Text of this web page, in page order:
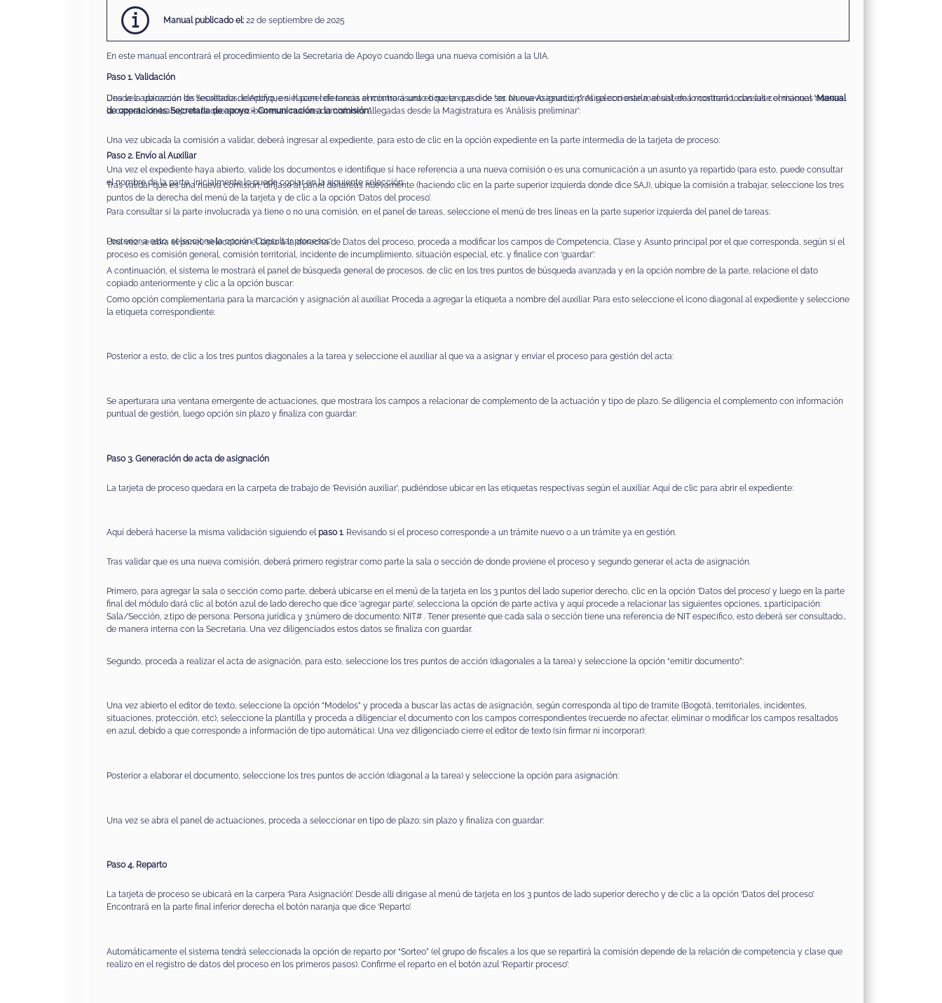
Manual publicadoel: 22 de septiembre de 2025
En este manual encontrará el procedimiento de la Secretaria de Apoyo cuando llega una nueva comisión a la UIA.
Paso 1. Validación
Desde la ubicación de Secretaria de Apoyo, en el panel de tareas encontrará una etiqueta que dice “01. Nueva Asignación”. Al seleccionarla, el sistema mostrará todas las comisiones nuevas,
la carpeta de trabajo en la que se reciben esas nuevas comisiones allegadas desde la Magistratura es ‘Análisis preliminar’:
Una vez ubicada la comisión a validar, deberá ingresar al expediente, para esto de clic en la opción expediente en la parte intermedia de la tarjeta de proceso:
Una vez el expediente haya abierto, valide los documentos e identifique si hace referencia a una nueva comisión o es una comunicación a un asunto ya repartido (para esto, puede consultar
el nombre de la parte, inicialmente lo puede copiar en la siguiente selección:
Para consultar si la parte involucrada ya tiene o no una comisión, en el panel de tareas, seleccione el menú de tres líneas en la parte superior izquierda del panel de tareas:
Posterior a esto, seleccione la opción ‘Consultar procesos’:
A continuación, el sistema le mostrará el panel de búsqueda general de procesos, de clic en los tres puntos de búsqueda avanzada y en la opción nombre de la parte, relacione el dato
copiado anteriormente y clic a la opción buscar:
Una vez aparezcan los resultados, identifique si hacen referencia al mismo asunto o no, en caso de ser un nuevo asunto, prosiga con este manual, de lo contrario, consulte el manual “Manual
de operaciones: Secretaria de apoyo – Comunicación a la comisión”.
Paso 2. Envío al Auxiliar
Tras validar que es una nueva comisión, diríjase al panel de tareas nuevamente (haciendo clic en la parte superior izquierda donde dice SAJ), ubique la comisión a trabajar, seleccione los tres
puntos de la derecha del menú de la tarjeta y de clic a la opción ‘Datos del proceso’.
Una vez se abra el panel, seleccione el lápiz a la derecha de Datos del proceso, proceda a modificar los campos de Competencia, Clase y Asunto principal por el que corresponda, según si el
proceso es comisión general, comisión territorial, incidente de incumplimiento, situación especial, etc. y finalice con ‘guardar’:
Como opción complementaria para la marcación y asignación al auxiliar. Proceda a agregar la etiqueta a nombre del auxiliar. Para esto seleccione el icono diagonal al expediente y seleccione
la etiqueta correspondiente:
Posterior a esto, de clic a los tres puntos diagonales a la tarea y seleccione el auxiliar al que va a asignar y enviar el proceso para gestión del acta:
Se aperturara una ventana emergente de actuaciones, que mostrara los campos a relacionar de complemento de la actuación y tipo de plazo. Se diligencia el complemento con información
puntual de gestión, luego opción sin plazo y finaliza con guardar:
Paso 3. Generación de acta de asignación
La tarjeta de proceso quedara en la carpeta de trabajo de ‘Revisión auxiliar’, pudiéndose ubicar en las etiquetas respectivas según el auxiliar. Aquí de clic para abrir el expediente:
Aquí deberá hacerse la misma validación siguiendo el paso 1. Revisando si el proceso corresponde a un trámite nuevo o a un trámite ya en gestión.
Tras validar que es una nueva comisión, deberá primero registrar como parte la sala o sección de donde proviene el proceso y segundo generar el acta de asignación.
Primero, para agregar la sala o sección como parte, deberá ubicarse en el menú de la tarjeta en los 3 puntos del lado superior derecho, clic en la opción ‘Datos del proceso’ y luego en la parte
final del módulo dará clic al botón azul de lado derecho que dice ‘agregar parte’, selecciona la opción de parte activa y aquí procede a relacionar las siguientes opciones, 1.participación:
Sala/Sección, 2.tipo de persona: Persona jurídica y 3.número de documento: NIT# . Tener presente que cada sala o sección tiene una referencia de NIT especifico, esto deberá ser consultado
de manera interna con la Secretaria. Una vez diligenciados estos datos se finaliza con guardar.
Segundo, proceda a realizar el acta de asignación, para esto, seleccione los tres puntos de acción (diagonales a la tarea) y seleccione la opción “emitir documento”:
Una vez abierto el editor de texto, seleccione la opción “Modelos” y proceda a buscar las actas de asignación, según corresponda al tipo de tramite (Bogotá, territoriales, incidentes,
situaciones, protección, etc), seleccione la plantilla y proceda a diligenciar el documento con los campos correspondientes (recuerde no afectar, eliminar o modificar los campos resaltados
en azul, debido a que corresponde a información de tipo automática). Una vez diligenciado cierre el editor de texto (sin firmar ni incorporar):
Posterior a elaborar el documento, seleccione los tres puntos de acción (diagonal a la tarea) y seleccione la opción para asignación:
Una vez se abra el panel de actuaciones, proceda a seleccionar en tipo de plazo: sin plazo y finaliza con guardar:
Paso 4. Reparto
La tarjeta de proceso se ubicará en la carpera ‘Para Asignación’. Desde alli dirigase al menú de tarjeta en los 3 puntos de lado superior derecho y de clic a la opción ‘Datos del proceso’.
Encontrará en la parte final inferior derecha el botón naranja que dice ‘Reparto’.
Automáticamente el sistema tendrá seleccionada la opción de reparto por “Sorteo” (el grupo de fiscales a los que se repartirá la comisión depende de la relación de competencia y clase que
realizo en el registro de datos del proceso en los primeros pasos). Confirme el reparto en el botón azul ‘Repartir proceso’: